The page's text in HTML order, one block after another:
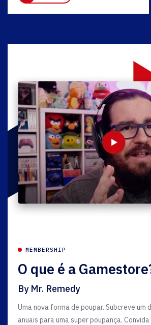
MEMBERSHIP
O que é a
By Mr. Remedy
Uma nova forma de poupar. Subcreve um
anuais para uma super poupança.